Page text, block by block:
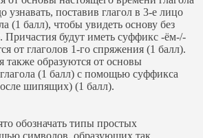
узнавать, поставив глагол в 3-е лицо
(1 балл), чтобы увидеть основу без
Причастия будут иметь суффикс -ём-/-
от глаголов 1-го спряжения (1 балл).
также образуются от основы
(1 балл) с помощью суффикса
шипящих) (1 балл).
обозначать типы простых